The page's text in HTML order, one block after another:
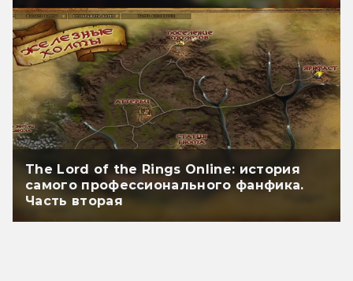
The Lord of the Rings Online: история
самого профессионального фанфика.
Часть вторая